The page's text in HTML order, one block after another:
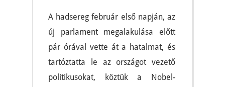
A hadsereg február első napján, az
új parlament megalakulása előtt
pár órával vette át a hatalmat, és
tartóztatta le az országot vezető
politikusokat, köztük a Nobel-